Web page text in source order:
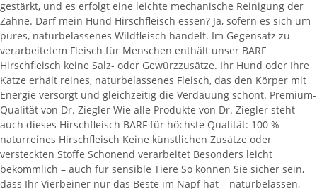
gestärkt, und es erfolgt eine leichte mechanische Reinigung der
Zähne. Darf mein Hund Hirschfleisch essen? Ja, sofern es sich um
pures, naturbelassenes Wildfleisch handelt. Im Gegensatz zu
verarbeitetem Fleisch für Menschen enthält unser BARF
Hirschfleisch keine Salz- oder Gewürzzusätze. Ihr Hund oder Ihre
Katze erhält reines, naturbelassenes Fleisch, das den Körper mit
Energie versorgt und gleichzeitig die Verdauung schont. Premium-
Qualität von Dr. Ziegler Wie alle Produkte von Dr. Ziegler steht
auch dieses Hirschfleisch BARF für höchste Qualität: 100 %
naturreines Hirschfleisch Keine künstlichen Zusätze oder
versteckten Stoffe Schonend verarbeitet Besonders leicht
bekömmlich – auch für sensible Tiere So können Sie sicher sein,
dass Ihr Vierbeiner nur das Beste im Napf hat – naturbelassen,